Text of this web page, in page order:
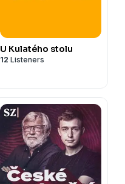
U Kulatého stolu
12 Listeners